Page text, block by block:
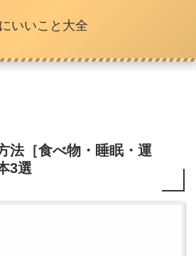
いいこと大全
法［食べ物・睡眠・運
3選